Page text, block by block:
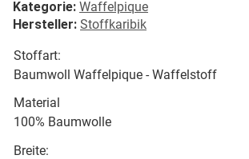
Kategorie: Waffelpique
Hersteller: Stoffkaribik
Stoffart:
Baumwoll Waffelpique - Waffelstoff
Material
100% Baumwolle
Breite: